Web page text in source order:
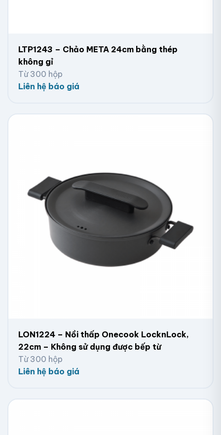
LTP1243 – Chảo META 24cm bằng thép
không gỉ
Từ 300 hộp
Liên hệ báo giá
LON1224 – Nồi thấp Onecook LocknLock,
22cm – Không sử dụng được bếp từ
Từ 300 hộp
Liên hệ báo giá